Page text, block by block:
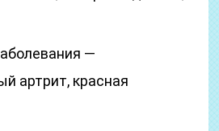
—
артрит, красная